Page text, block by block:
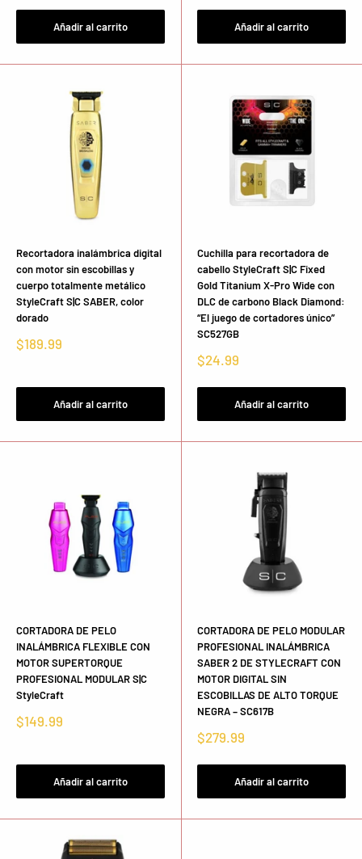
Añadir al carrito
venta
Añadir al carrito
Recortadora inalámbrica digital
con motor sin escobillas y
cuerpo totalmente metálico
StyleCraft S|C SABER, color
dorado
Precio
$189.99
Añadir al carrito
Cuchilla para recortadora de
cabello StyleCraft S|C Fixed
Gold Titanium X-Pro Wide con
DLC de carbono Black Diamond:
“El juego de cortadores único”
SC527GB
Precio
venta
$24.99
Añadir al carrito
CORTADORA DE PELO
INALÁMBRICA FLEXIBLE CON
MOTOR SUPERTORQUE
PROFESIONAL MODULAR S|C
StyleCraft
Precio
$149.99
Añadir al carrito
CORTADORA DE PELO MODULAR
PROFESIONAL INALÁMBRICA
SABER 2 DE STYLECRAFT CON
MOTOR DIGITAL SIN
ESCOBILLAS DE ALTO TORQUE
NEGRA – SC617B
Precio
venta
$279.99
Añadir al carrito